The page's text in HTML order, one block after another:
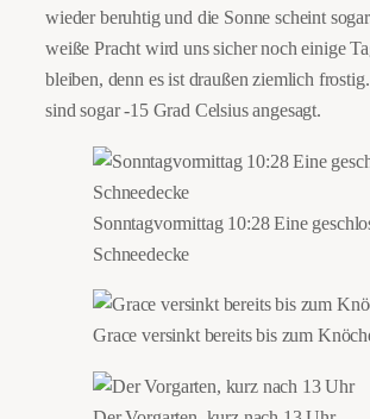
wieder beruhtig und die Sonne scheint
weiße Pracht wird uns sicher noch einige
bleiben, denn es ist draußen ziemlich
sind sogar -15 Grad Celsius angesagt.
Sonntagvormittag 10:28 Eine
Schneedecke
Grace versinkt bereits bis zum